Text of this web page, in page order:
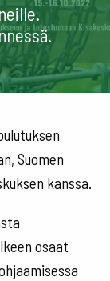
Suomen
kanssa.
osaat